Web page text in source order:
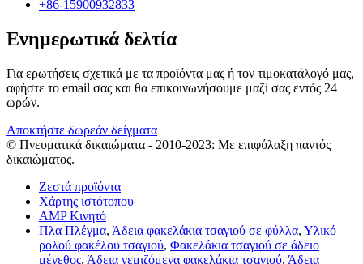
+86-15900932833
Ενημερωτικά δελτία
Για ερωτήσεις σχετικά με τα προϊόντα μας ή τον τιμοκατάλογό μας,
αφήστε το email σας και θα επικοινωνήσουμε μαζί σας εντός 24
ωρών.
Αποκτήστε δωρεάν δείγματα
© Πνευματικά δικαιώματα - 2010-2023: Με επιφύλαξη παντός
δικαιώματος.
Ζεστά προϊόντα
Χάρτης ιστότοπου
AMP Κινητό
Πλα Πλέγμα, Άδεια φακελάκια τσαγιού σε φύλλα, Υλικό
ρολού φακέλου τσαγιού, Φακελάκια τσαγιού σε άδειο
μέγεθος, Άδεια γεμιζόμενα φακελάκια τσαγιού, Άδεια